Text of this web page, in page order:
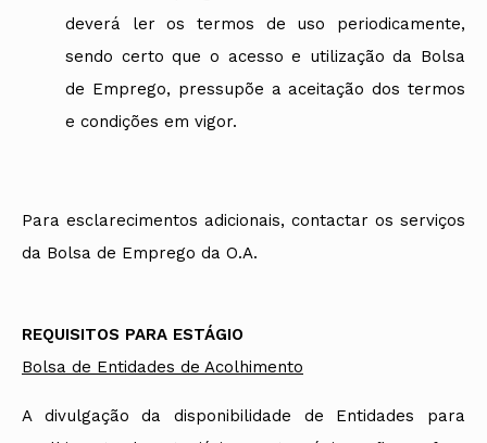
deverá ler os termos de uso periodicamente,
sendo certo que o acesso e utilização da Bolsa
de Emprego, pressupõe a aceitação dos termos
e condições em vigor.
Para esclarecimentos adicionais, contactar os serviços
da Bolsa de Emprego da O.A.
REQUISITOS PARA ESTÁGIO
Bolsa de Entidades de Acolhimento
A divulgação da disponibilidade de Entidades para